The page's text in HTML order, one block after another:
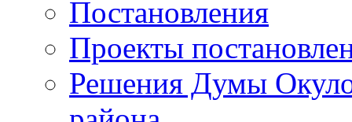
Постановления
Проекты
Решения Думы